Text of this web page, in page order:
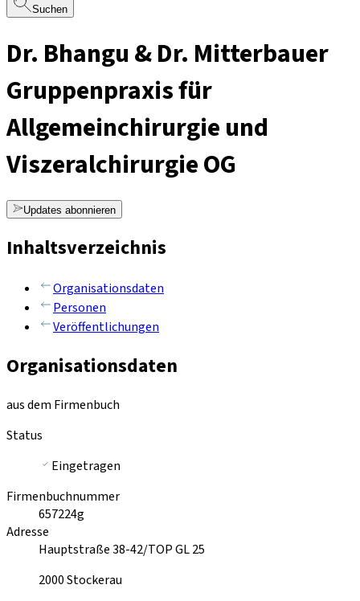
Suchen
Dr. Bhangu & Dr. Mitterbauer
Gruppenpraxis für
Allgemeinchirurgie und
Viszeralchirurgie OG
Updates abonnieren
Inhaltsverzeichnis
Organisationsdaten
Personen
Veröffentlichungen
Organisationsdaten
aus dem Firmenbuch
Status
Eingetragen
Firmenbuchnummer
657224g
Adresse
Hauptstraße 38-42/TOP GL 25
2000Stockerau